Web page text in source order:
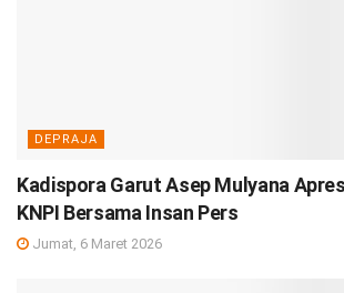
DEPRAJA
Kadispora Garut Asep Mulyana
KNPI Bersama Insan Pers
Jumat, 6 Maret 2026